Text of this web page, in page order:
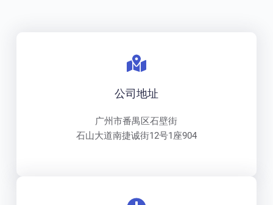
公司地址
广州市番禺区石壁街
石山大道南捷诚街12号1座904